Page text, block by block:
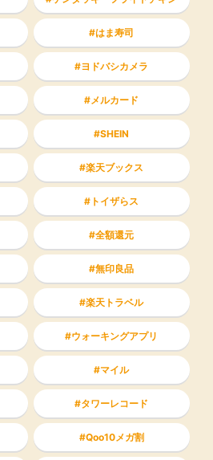
はま寿司
ヨドバシカメラ
メルカード
SHEIN
楽天ブックス
トイザらス
全額還元
無印良品
楽天トラベル
ウォーキングアプリ
マイル
タワーレコード
Qoo10メガ割